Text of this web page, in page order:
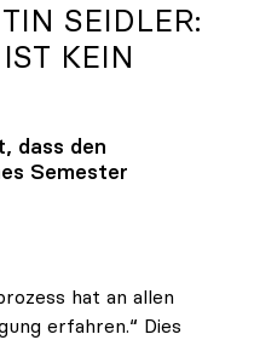
SEIDLER:
KEIN
dass den
Semester
hat an allen
erfahren.“ Dies